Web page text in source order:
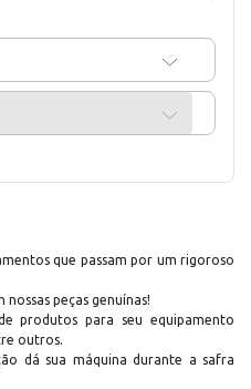
que passam por um rigoroso
peças genuínas!
produtos para seu equipamento
outros.
dá sua máquina durante a safra